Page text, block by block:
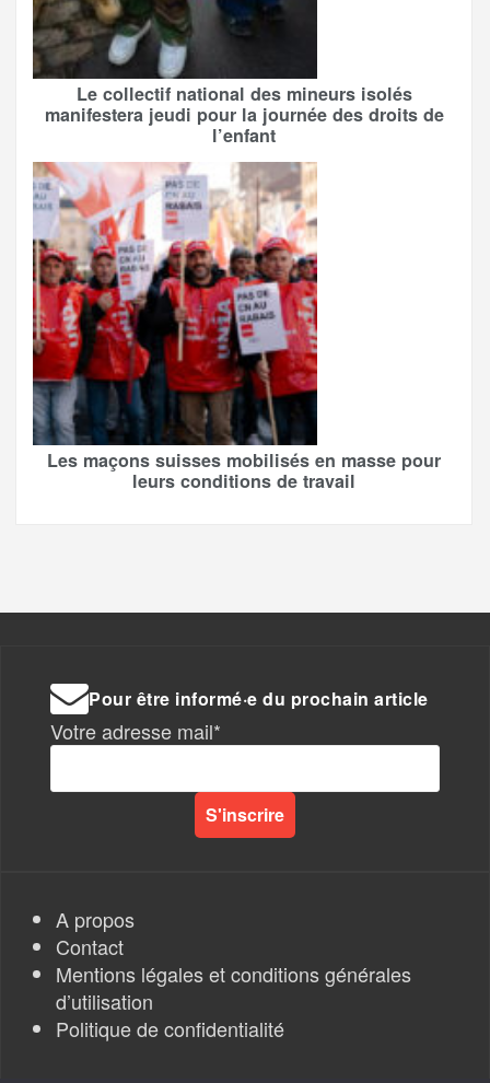
Le collectif national des mineurs isolés
manifestera jeudi pour la journée des droits de
l’enfant
Les maçons suisses mobilisés en masse pour
leurs conditions de travail
Pour être informé·e du prochain article
Votre adresse mail*
A propos
Contact
Mentions légales et conditions générales
d’utilisation
Politique de confidentialité